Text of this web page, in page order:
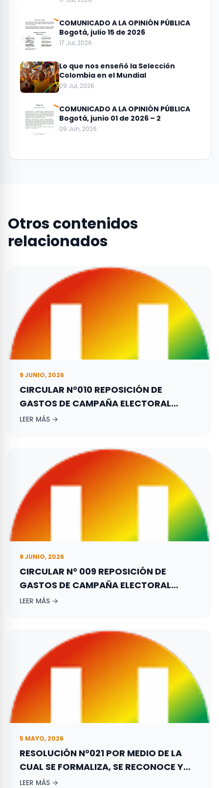
COMUNICADO A LA OPINIÓN PÚBLICA
Bogotá, julio 15 de 2026
17 Jul, 2026
Lo que nos enseñó la Selección
Colombia en el Mundial
09 Jul, 2026
COMUNICADO A LA OPINIÓN PÚBLICA
Bogotá, junio 01 de 2026 – 2
09 Jun, 2026
Otros contenidos
relacionados
9 JUNIO, 2026
CIRCULAR N°010 REPOSICIÓN DE
GASTOS DE CAMPAÑA ELECTORAL
ADELANTADA POR LOS ASPIRANTES A
LEER MÁS →
9 JUNIO, 2026
CIRCULAR N° 009 REPOSICIÓN DE
GASTOS DE CAMPAÑA ELECTORAL
ADELANTADA POR LOS ASPIRANTES A
LEER MÁS →
5 MAYO, 2026
RESOLUCIÓN N°021 POR MEDIO DE LA
CUAL SE FORMALIZA, SE RECONOCE Y
REGISTRA LA CONFORMACIÓN DEL
LEER MÁS →